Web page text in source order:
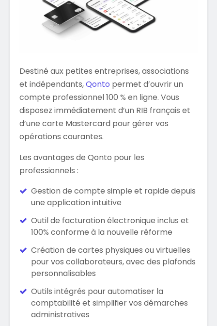
Destiné aux petites entreprises, associations
et indépendants,Qonto permet d’ouvrir un
compte professionnel 100 % en ligne. Vous
disposez immédiatement d’un RIB français et
d’une carte Mastercard pour gérer vos
opérations courantes.
Les avantages de Qonto pour les
professionnels :
Gestion de compte simple et rapide depuis
une application intuitive
Outil de facturation électronique inclus et
100% conforme à la nouvelle réforme
Création de cartes physiques ou virtuelles
pour vos collaborateurs, avec des plafonds
personnalisables
Outils intégrés pour automatiser la
comptabilité et simplifier vos démarches
administratives